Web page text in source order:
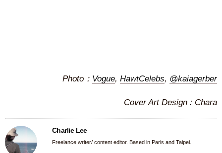
Photo： Vogue, HawtCelebs, @kaiagerber
Cover Art Design : Chara
Charlie Lee
Freelance writer/ content editor. Based in Paris and Taipei.